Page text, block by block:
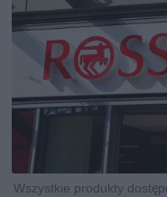
Wszystkie produkty